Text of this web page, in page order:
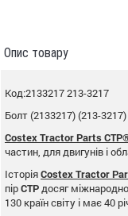
Опис товару
Код:2133217 213-3217
Болт (2133217) (213-3217)
Costex Tractor Parts
частин, для двигунів і
ІсторіяCostex Tractor
пірCTP досяг
130 країн світу і має 40